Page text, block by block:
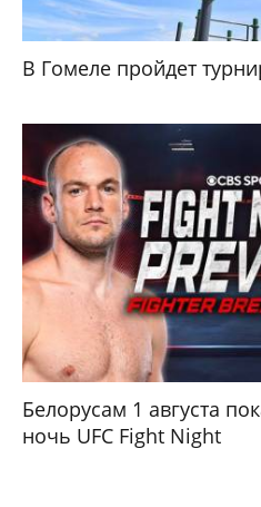
В Гомеле пройдет
Белорусам 1 августа
ночь UFC Fight Night